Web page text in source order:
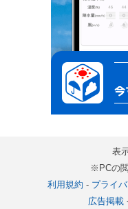
表
※PCの
利用規約 - プライ
広告掲載